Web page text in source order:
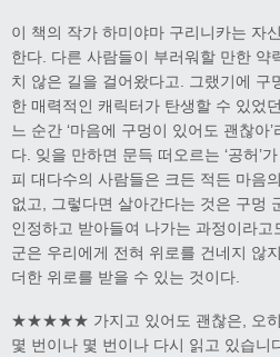
이 책의 작가 하미야마 구리니카는 자
한다. 다른 사람들이 부러워할 만한 약
치 않은 길을 걸어왔다고. 그랬기에 구
한 매력적인 캐릭터가 탄생할 수 있었
느 순간 ‘마음에 구멍이 있어도 괜찮아
다. 잊을 만하면 문득 떠오르는 ‘공허’
피 대다수의 사람들은 크든 적든 마음
없고, 그렇다면 살아간다는 것은 구멍
인정하고 받아들여 나가는 과정이라
군은 우리에게 전혀 위로를 건네지 않
더한 위로를 받을 수 있는 것이다.
★★★★★ 가지고 있어도 괜찮은, 오히
몇 번이나 몇 번이나 다시 읽고 있습니